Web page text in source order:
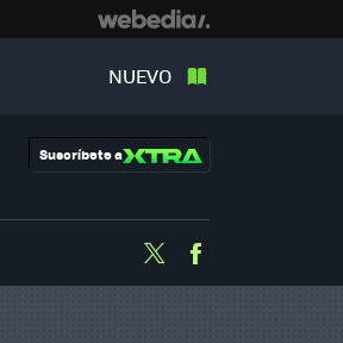
NUEVO
Suscríbete a
Twitter